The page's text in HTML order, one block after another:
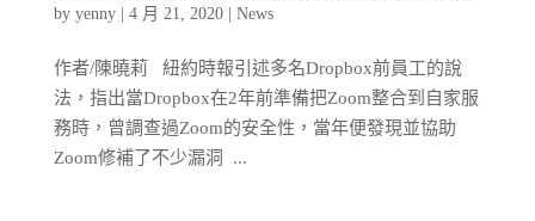
by yenny| 4 月 21, 2020| News
作者/陳曉莉 紐約時報引述多名Dropbox前員工的說
法，指出當Dropbox在2年前準備把Zoom整合到自家服
務時，曾調查過Zoom的安全性，當年便發現並協助
Zoom修補了不少漏洞 ...